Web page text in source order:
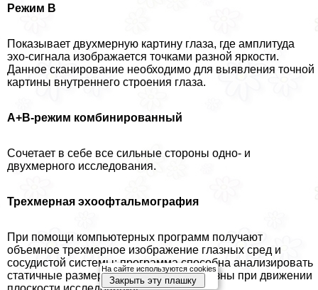
Режим В
Показывает двухмерную картину глаза, где амплитуда
эхо-сигнала изображается точками разной яркости.
Данное сканирование необходимо для выявления точной
картины внутреннего строения глаза.
А+В-режим комбинированный
Сочетает в себе все сильные стороны одно- и
двухмерного исследования.
Трехмерная эхоофтальмография
При помощи компьютерных программ получают
объемное трехмерное изображение глазных сред и
сосудистой системы; программа способна анализировать
статичные размеры и изменение кривизны при движении
На сайте используются cookies
Закрыть эту плашку